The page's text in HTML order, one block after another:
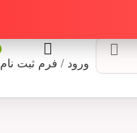
ورود / فرم ثبت نام